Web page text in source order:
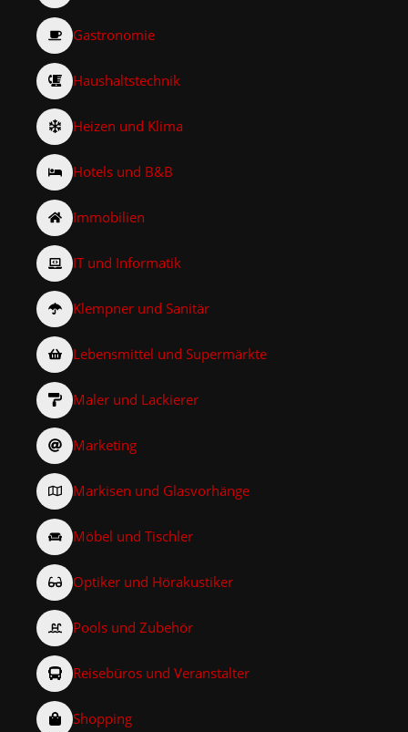
Gastronomie
Haushaltstechnik
Heizen und Klima
Hotels und B&B
Immobilien
IT und Informatik
Klempner und Sanitär
Lebensmittel und Supermärkte
Maler und Lackierer
Marketing
Markisen und Glasvorhänge
Möbel und Tischler
Optiker und Hörakustiker
Pools und Zubehör
Reisebüros und Veranstalter
Shopping